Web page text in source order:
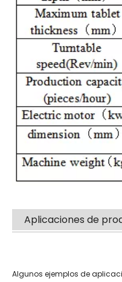
Aplicaciones de
Algunos ejemplos de